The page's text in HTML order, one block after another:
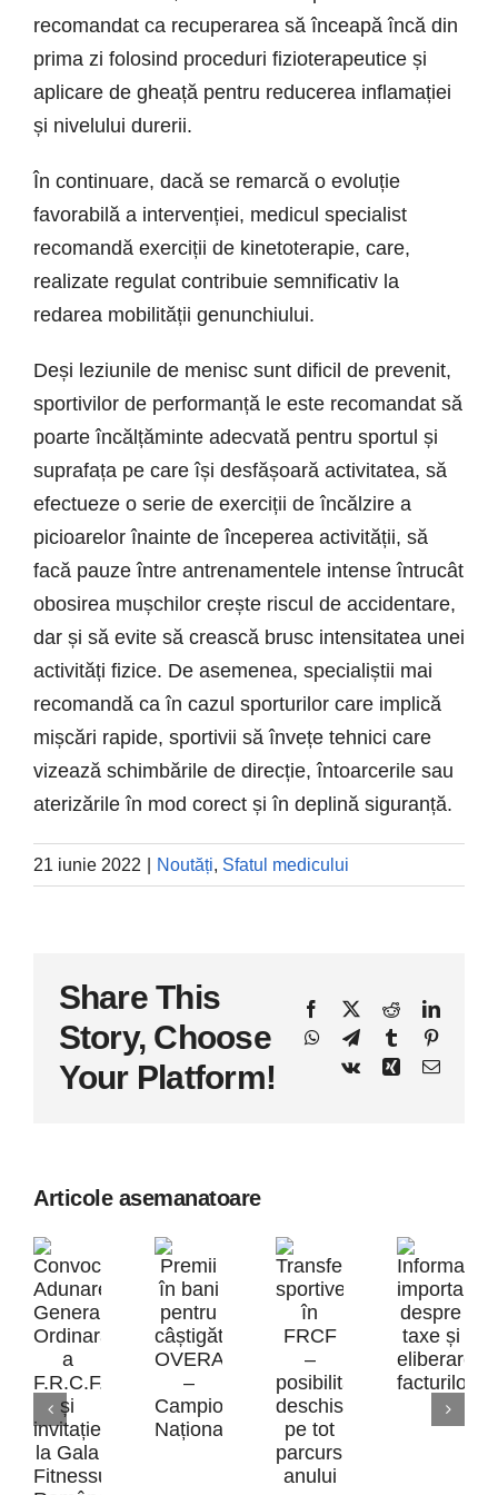
recomandat ca recuperarea să înceapă încă din
prima zi folosind proceduri fizioterapeutice și
aplicare de gheață pentru reducerea inflamației
și nivelului durerii.
În continuare, dacă se remarcă o evoluție
favorabilă a intervenției, medicul specialist
recomandă exerciții de kinetoterapie, care,
realizate regulat contribuie semnificativ la
redarea mobilității genunchiului.
Deși leziunile de menisc sunt dificil de prevenit,
sportivilor de performanță le este recomandat să
poarte încălțăminte adecvată pentru sportul și
suprafața pe care își desfășoară activitatea, să
efectueze o serie de exerciții de încălzire a
picioarelor înainte de începerea activității, să
facă pauze între antrenamentele intense întrucât
obosirea mușchilor crește riscul de accidentare,
dar și să evite să crească brusc intensitatea unei
activități fizice. De asemenea, specialiștii mai
recomandă ca în cazul sporturilor care implică
mișcări rapide, sportivii să învețe tehnici care
vizează schimbările de direcție, întoarcerile sau
aterizările în mod corect și în deplină siguranță.
21 iunie 2022 Noutăți, Sfatul medicului
Share This
Story, Choose
Your Platform!
Facebook
X Reddit
WhatsApp
TelegramTumblrPinterest
Vk
Xing E-
Articole asemanatoare
Premii
Transferurile